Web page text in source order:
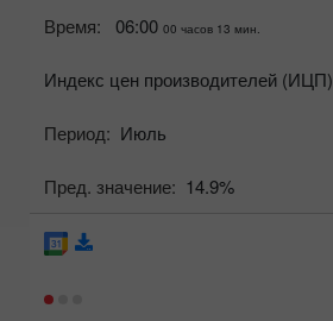
Время: 06:00 00 часов 13 мин.
Индекс цен производителей (ИЦП)
Период: Июль
Пред. значение: 14.9%